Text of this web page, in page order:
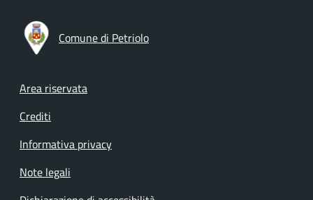
Comune di Petriolo
Footer menu
Area riservata
Crediti
Informativa privacy
Note legali